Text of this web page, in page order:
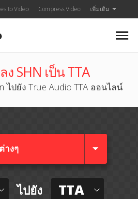
to Video Compress Video เพิ่มเติม
ง SHN เป็น TTA
ไปยัง True Audio TTA ออนไลน์
างๆ​
ไปยัง TTA